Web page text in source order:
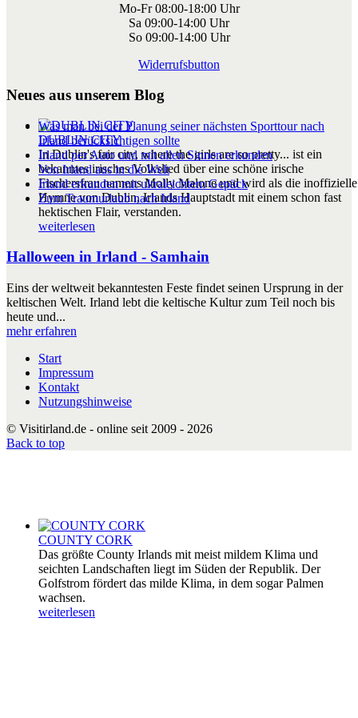
DUBLIN CITY
In Dublin's fair city, where the girls are so pretty... ist ein
bekanntes irisches Volkslied über eine schöne irische
Fischersfrau namens Molly Malone und wird als die inoffizielle
Hymne von Dublin, Irlands Hauptstadt mit einem schon fast
hektischen Flair, verstanden.
weiterlesen
COUNTY CORK
Das größte County Irlands mit meist mildem Klima und
seichten Landschaften liegt im Süden der Republik. Der
Golfstrom fördert das milde Klima, in dem sogar Palmen
wachsen.
weiterlesen
Mo-Fr 08:00-18:00 Uhr
Sa 09:00-14:00 Uhr
So 09:00-14:00 Uhr
Widerrufsbutton
Neues aus unserem Blog
Was man bei der Planung seiner nächsten Sporttour nach
Irland berücksichtigen sollte
Irland per Auto und mit allen Sinnen erkunden
Von Irland aus in die Welt
Irland erkunden mit ultraleichtem Gepäck
Zum Traumurlaub nach Irland
Halloween in Irland - Samhain
Eins der weltweit bekanntesten Feste findet seinen Ursprung in der
keltischen Welt. Irland lebt die keltische Kultur zum Teil noch bis
heute und...
mehr erfahren
Start
Impressum
Kontakt
Nutzungshinweise
© Visitirland.de - online seit 2009 - 2026
Back to top